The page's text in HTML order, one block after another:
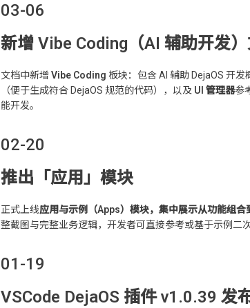
03-06
新增 Vibe Coding（AI 辅助开发
文档中新增 Vibe Coding 板块：包含 AI 辅助 DejaOS 开
（便于生成符合 DejaOS 规范的代码），以及 UI 管理器参
能开发。
02-20
推出「应用」模块
正式上线应用与示例（Apps） 模块，集中展示从功能组
整截图与完整业务逻辑，开发者可直接参考或基于示例二次
01-19
VSCode DejaOS 插件 v1.0.39 发